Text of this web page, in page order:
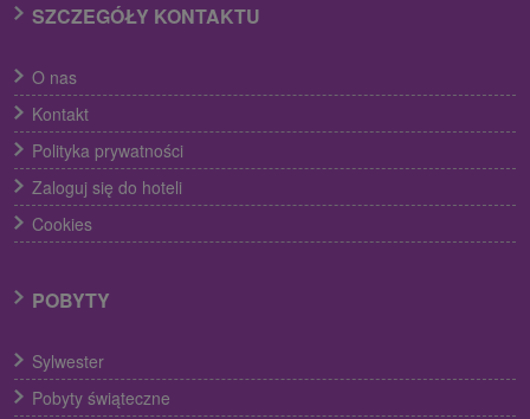
SZCZEGÓŁY KONTAKTU
O nas
Kontakt
Polityka prywatności
Zaloguj się do hoteli
Cookies
POBYTY
Sylwester
Pobyty świąteczne